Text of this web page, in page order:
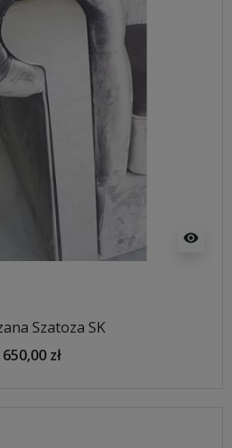
visibility
Szatoza SK
650,00 zł